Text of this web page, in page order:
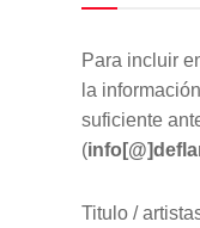
Para incluir
la
suficiente
(
Titulo /